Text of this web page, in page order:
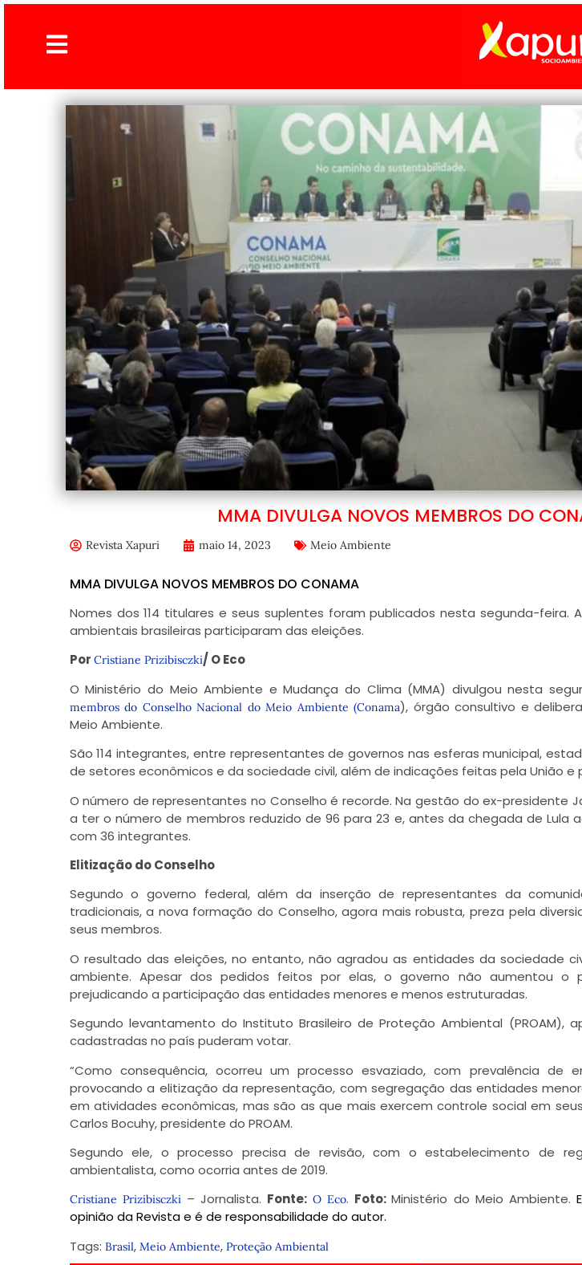
MMA DIVULGA NOVOS MEMBROS DO
Revista Xapuri maio 14, 2023 Meio Ambiente
MMA DIVULGA NOVOS MEMBROS DO CONAMA
Nomes dos 114 titulares e seus suplentes foram publicados nesta segunda-feira.
ambientais brasileiras participaram das eleições.
Por Cristiane Prizibisczki/ O Eco
O Ministério do Meio Ambiente e Mudança do Clima (MMA) divulgou nesta
membros do Conselho Nacional do Meio Ambiente (Conama), órgão consultivo e
Meio Ambiente.
São 114 integrantes, entre representantes de governos nas esferas municipal,
de setores econômicos e da sociedade civil, além de indicações feitas pela União e
O número de representantes no Conselho é recorde. Na gestão do ex-presidente
a ter o número de membros reduzido de 96 para 23 e, antes da chegada de Lula
com 36 integrantes.
Elitização do Conselho
Segundo o governo federal, além da inserção de representantes da
tradicionais, a nova formação do Conselho, agora mais robusta, preza pela
seus membros.
O resultado das eleições, no entanto, não agradou as entidades da sociedade
ambiente. Apesar dos pedidos feitos por elas, o governo não aumentou o
prejudicando a participação das entidades menores e menos estruturadas.
Segundo levantamento do Instituto Brasileiro de Proteção Ambiental (PROAM),
cadastradas no país puderam votar.
“Como consequência, ocorreu um processo esvaziado, com prevalência de
provocando a elitização da representação, com segregação das entidades
em atividades econômicas, mas são as que mais exercem controle social em
Carlos Bocuhy, presidente do PROAM.
Segundo ele, o processo precisa de revisão, com o estabelecimento de
ambientalista, como ocorria antes de 2019.
Cristiane Prizibisczki– Jornalista. Fonte: O Eco. Foto:Ministério do Meio Ambiente.
opinião da Revista e é de responsabilidade do autor.
Tags: Brasil, Meio Ambiente, Proteção Ambiental